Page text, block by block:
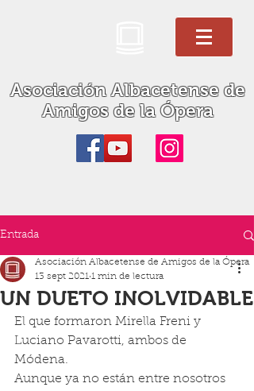
Asociación Albacetense de
Amigos de la Ópera
Entrada
UN DUETO INOLVIDABLE
Asociación Albacetense de Amigos de la Ópera
13 sept 2021 1 min de lectura
El que formaron Mirella Freni y
Luciano Pavarotti, ambos de
Módena.
Aunque ya no están entre nosotros